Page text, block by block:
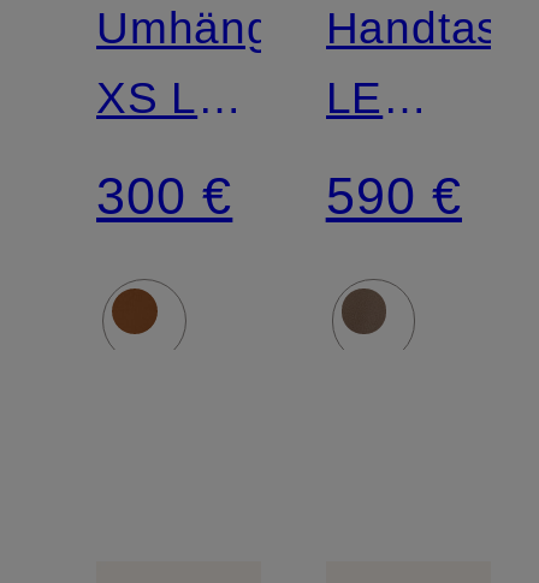
Umhängetasche
XS LE
PLIAGE
XTRA
300 €
LE
590 €